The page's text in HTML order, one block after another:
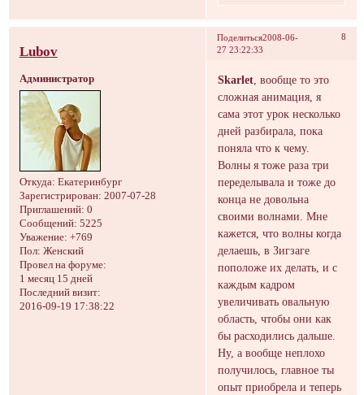
Поделиться 8
2008-06-
27 23:22:33
Lubov
Администратор
Откуда: Екатеринбург
Зарегистрирован: 2007-07-28
Приглашений: 0
Сообщений: 5225
Уважение: +769
Пол: Женский
Провел на форуме:
1 месяц 15 дней
Последний визит:
2016-09-19 17:38:22
Skarlet, вообще то это
сложная анимация, я
сама этот урок несколько
дней разбирала, пока
поняла что к чему.
Волны я тоже раза три
переделывала и тоже до
конца не довольна
своими волнами. Мне
кажется, что волны когда
делаешь, в Зигзаге
поположе их делать, и с
каждым кадром
увеличивать овальную
область, чтобы они как
бы расходились дальше.
Ну, а вообще неплохо
получилось, главное ты
опыт приобрела и теперь